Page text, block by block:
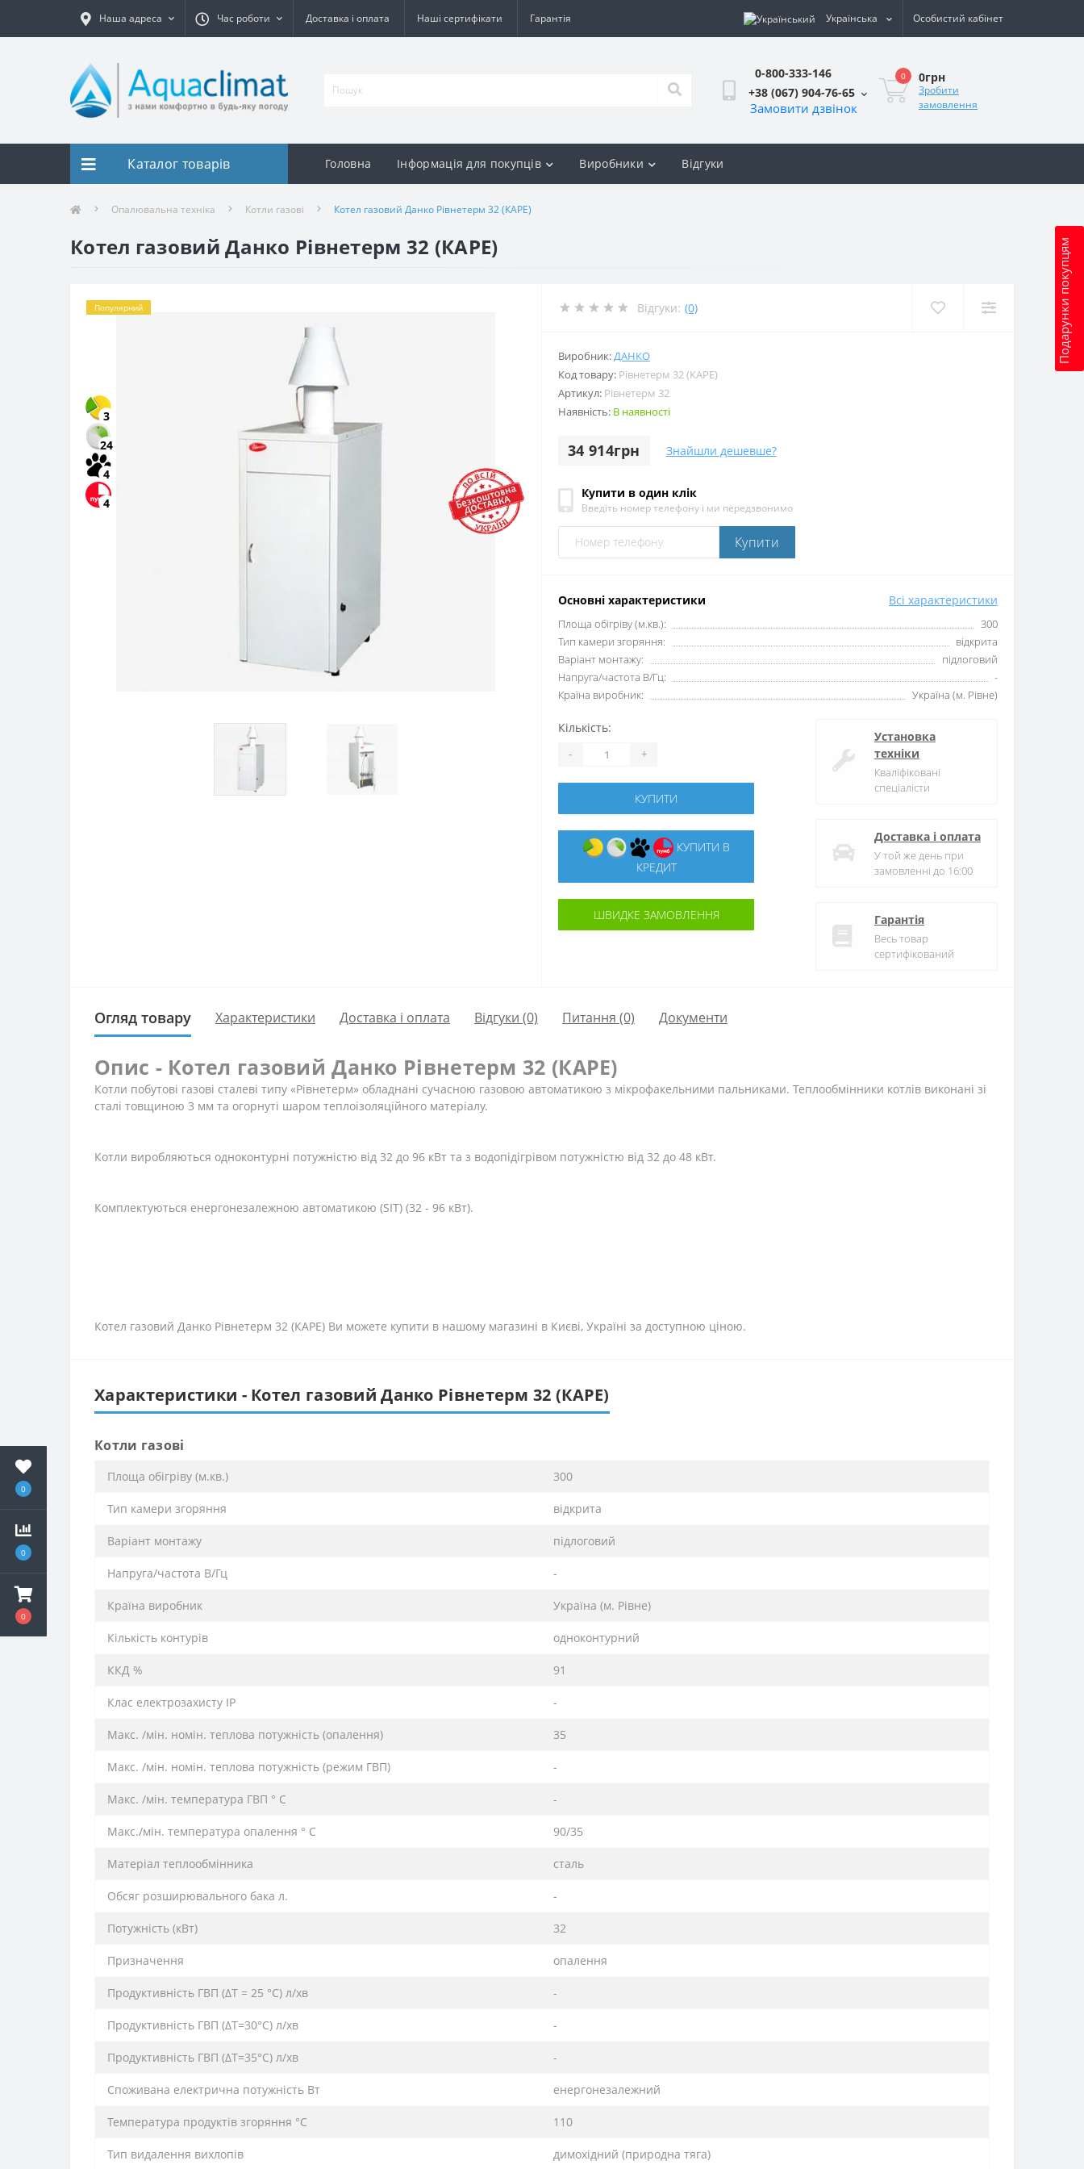
0
0
0
Наша адреса Час роботи Доставка і оплата Наші сертифікати Гарантія Українська Особистий кабінет
0-800-333-146
+38 (067) 904-76-65
Замовити дзвінок
0 0грн
Зробити
замовлення
Подарунки покупцям
Каталог товарів Головна Інформація для покупців Виробники Відгуки
Опалювальна техніка Котли газові Котел газовий Данко Рівнетерм 32 (КАРЕ)
Котел газовий Данко Рівнетерм 32 (КАРЕ)
Популярний
3
24
4
4
Відгуки: (0)
Виробник: ДАНКО
Код товару: Рівнетерм 32 (КАРЕ)
Артикул: Рівнетерм 32
Наявність: В наявності
34 914грн Знайшли дешевше?
Купити в один клік
Введіть номер телефону і ми передзвонимо
Купити
Основні характеристики Всі характеристики
Площа обігріву (м.кв.):
300
Тип камери згоряння:
відкрита
Варіант монтажу:
підлоговий
Напруга/частота В/Гц:
-
Країна виробник:
Україна (м. Рівне)
Кількість:
- +
КУПИТИ
КУПИТИ В
КРЕДИТ
ШВИДКЕ ЗАМОВЛЕННЯ
Установка
техніки
Кваліфіковані
спеціалісти
Доставка і оплата
У той же день при
замовленні до 16:00
Гарантія
Весь товар
сертифікований
Огляд товару Характеристики Доставка і оплата Відгуки (0) Питання (0) Документи
Опис - Котел газовий Данко Рівнетерм 32 (КАРЕ)
Котли побутові газові сталеві типу «Рівнетерм» обладнані сучасною газовою автоматикою з мікрофакельними пальниками. Теплообмінники котлів виконані зі
сталі товщиною 3 мм та огорнуті шаром теплоізоляційного матеріалу.
Котли виробляються одноконтурні потужністю від 32 до 96 кВт та з водопідігрівом потужністю від 32 до 48 кВт.
Комплектуються енергонезалежною автоматикою (SIT) (32 - 96 кВт).
Котел газовий Данко Рівнетерм 32 (КАРЕ) Ви можете купити в нашому магазині в Києві, Україні за доступною ціною.
Характеристики - Котел газовий Данко Рівнетерм 32 (КАРЕ)
Котли газові
Площа обігріву (м.кв.) 300
Тип камери згоряння відкрита
Варіант монтажу підлоговий
Напруга/частота В/Гц -
Країна виробник Україна (м. Рівне)
Кількість контурів одноконтурний
ККД % 91
Клас електрозахисту IP -
Макс. /мін. номін. теплова потужність (опалення) 35
Макс. /мін. номін. теплова потужність (режим ГВП) -
Макс. /мін. температура ГВП ° C -
Макс./мін. температура опалення ° C 90/35
Матеріал теплообмінника сталь
Обсяг розширювального бака л. -
Потужність (кВт) 32
Призначення опалення
Продуктивність ГВП (ΔT = 25 °C) л/хв -
Продуктивність ГВП (ΔT=30°C) л/хв -
Продуктивність ГВП (ΔT=35°C) л/хв -
Споживана електрична потужність Вт енергонезалежний
Температура продуктів згоряння °C 110
Тип видалення вихлопів димохідний (природна тяга)